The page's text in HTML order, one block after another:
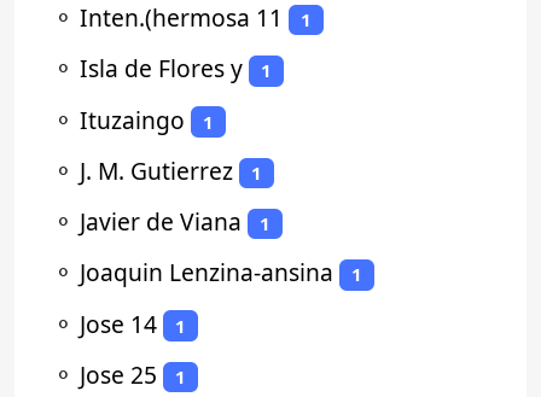
⚬ Inten.(hermosa 11 1
⚬ Isla de Flores y 1
⚬ Ituzaingo 1
⚬ J. M. Gutierrez 1
⚬ Javier de Viana 1
⚬ Joaquin Lenzina-ansina 1
⚬ Jose 14 1
⚬ Jose 25 1